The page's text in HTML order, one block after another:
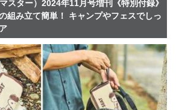
スター）2024年11月号増刊《特別付録》
組み立て簡単！ キャンプやフェスでしっ